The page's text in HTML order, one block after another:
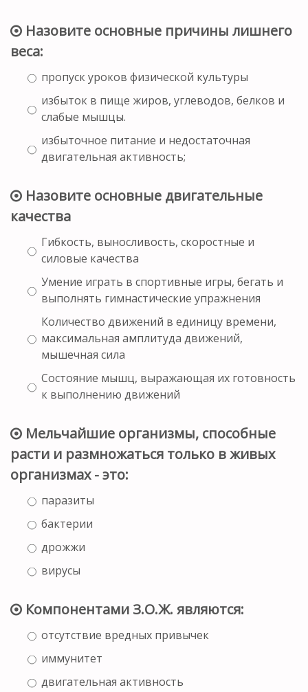
Назовите основные причины лишнего
веса:
пропуск уроков физической культуры
избыток в пище жиров, углеводов, белков и
слабые мышцы.
избыточное питание и недостаточная
двигательная активность;
Назовите основные двигательные
качества
Гибкость, выносливость, скоростные и
силовые качества
Умение играть в спортивные игры, бегать и
выполнять гимнастические упражнения
Количество движений в единицу времени,
максимальная амплитуда движений,
мышечная сила
Состояние мышц, выражающая их готовность
к выполнению движений
Мельчайшие организмы, способные
расти и размножаться только в живых
организмах - это:
паразиты
бактерии
дрожжи
вирусы
Компонентами З.О.Ж. являются:
отсутствие вредных привычек
иммунитет
двигательная активность